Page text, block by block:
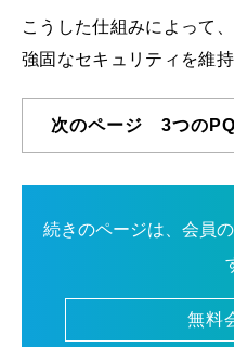
こうした仕組みによって
強固なセキュリティを維
次のページ 3つの
続きのページは、会員
無料